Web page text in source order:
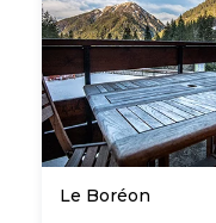
Le Boréon